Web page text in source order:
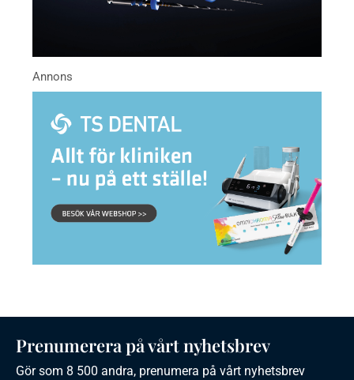
Prenumerera på vårt nyhetsbrev
Gör som 8 500 andra, prenumera på vårt nyhetsbrev